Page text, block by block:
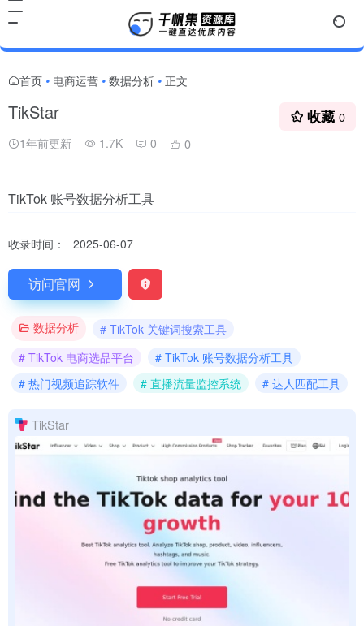
首页 • 电商运营 • 数据分析 • 正文
TikStar
1年前更新 1.7K 0 0
收藏 0
TikTok 账号数据分析工具
收录时间： 2025-06-07
访问官网
数据分析
# TikTok 关键词搜索工具
# TikTok 电商选品平台
# TikTok 账号数据分析工具
# 热门视频追踪软件
# 直播流量监控系统 # 达人匹配工具
TikStar